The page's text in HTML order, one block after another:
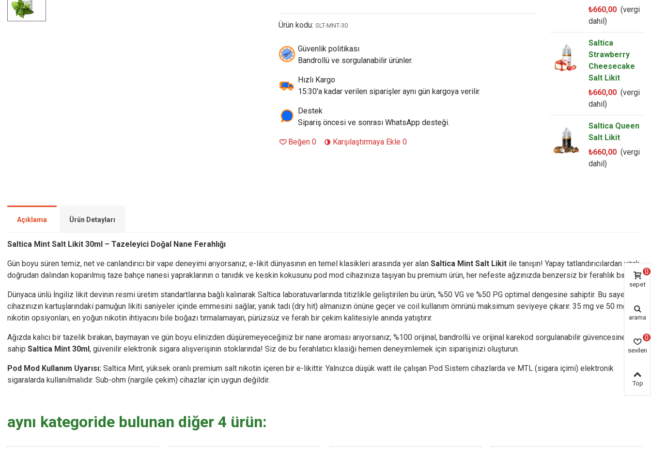
Ürün kodu: SLT-MNT-30
Güvenlik politikası
Bandrollü ve sorgulanabilir ürünler.
Hızlı Kargo
15:30'a kadar verilen siparişler aynı gün kargoya verilir.
Destek
Sipariş öncesi ve sonrası WhatsApp desteği.
Beğen 0 Karşılaştırmaya Ekle 0
₺660,00 (vergi
dahil)
Saltica
Strawberry
Cheesecake
Salt Likit
₺660,00 (vergi
dahil)
Saltica Queen
Salt Likit
₺660,00 (vergi
dahil)
Açıklama Ürün Detayları
Saltica Mint Salt Likit 30ml – Tazeleyici Doğal Nane Ferahlığı
Gün boyu süren temiz, net ve canlandırıcı bir vape deneyimi arıyorsanız; e-likit dünyasının en temel klasikleri arasında yer alan Saltica Mint Salt Likit ile tanışın! Yapay tatlandırıcılardan uzak,
doğrudan dalından koparılmış taze bahçe nanesi yapraklarının o tanıdık ve keskin kokusunu pod mod cihazınıza taşıyan bu premium ürün, her nefeste ağzınızda benzersiz bir ferahlık bırakır.
Dünyaca ünlü İngiliz likit devinin resmi üretim standartlarına bağlı kalınarak Saltica laboratuvarlarında titizlikle geliştirilen bu ürün, %50 VG ve %50 PG optimal dengesine sahiptir. Bu sayede
cihazınızın kartuşlarındaki pamuğun likiti saniyeler içinde emmesini sağlar, yanık tadı (dry hit) almanızın önüne geçer ve coil kullanım ömrünü maksimum seviyeye çıkarır. 35 mg ve 50 mg salt
nikotin opsiyonları, en yoğun nikotin ihtiyacını bile boğazı tırmalamayan, pürüzsüz ve ferah bir çekim kalitesiyle anında yatıştırır.
Ağızda kalıcı bir tazelik bırakan, baymayan ve gün boyu elinizden düşüremeyeceğiniz bir nane aroması arıyorsanız; %100 orijinal, bandrollü ve orijinal karekod sorgulanabilir güvencesine
sahip Saltica Mint 30ml, güvenilir elektronik sigara alışverişinin stoklarında! Siz de bu ferahlatıcı klasiği hemen deneyimlemek için siparişinizi oluşturun.
Pod Mod Kullanım Uyarısı: Saltica Mint, yüksek oranlı premium salt nikotin içeren bir e-likittir. Yalnızca düşük watt ile çalışan Pod Sistem cihazlarda ve MTL (sigara içimi) elektronik
sigaralarda kullanılmalıdır. Sub-ohm (nargile çekim) cihazlar için uygun değildir.
aynı kategoride bulunan diğer 4 ürün:
sepet
0
arama
sevilen
0
Top